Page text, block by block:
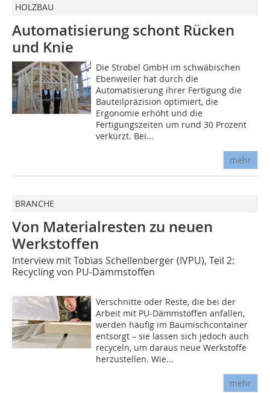
HOLZBAU
Automatisierung schont Rücken
und Knie
Die Strobel GmbH im schwäbischen
Ebenweiler hat durch die
Automatisierung ihrer Fertigung die
Bauteilpräzision optimiert, die
Ergonomie erhöht und die
Fertigungszeiten um rund 30 Prozent
verkürzt. Bei...
mehr
BRANCHE
Von Materialresten zu neuen
Werkstoffen
Interview mit Tobias Schellenberger (IVPU), Teil 2:
Recycling von PU-Dämmstoffen
Verschnitte oder Reste, die bei der
Arbeit mit PU-Dämmstoffen anfallen,
werden häufig im Baumisch­container
entsorgt – sie lassen sich jedoch auch
recyceln, um daraus neue Werkstoffe
herzustellen. Wie...
mehr